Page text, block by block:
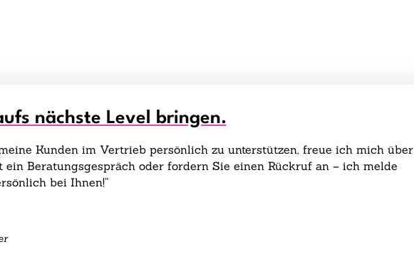
nächste Level bringen.
Kunden im Vertrieb persönlich zu unterstützen, freue ich mich über
Beratungsgespräch oder fordern Sie einen Rückruf an – ich melde
bei Ihnen!“